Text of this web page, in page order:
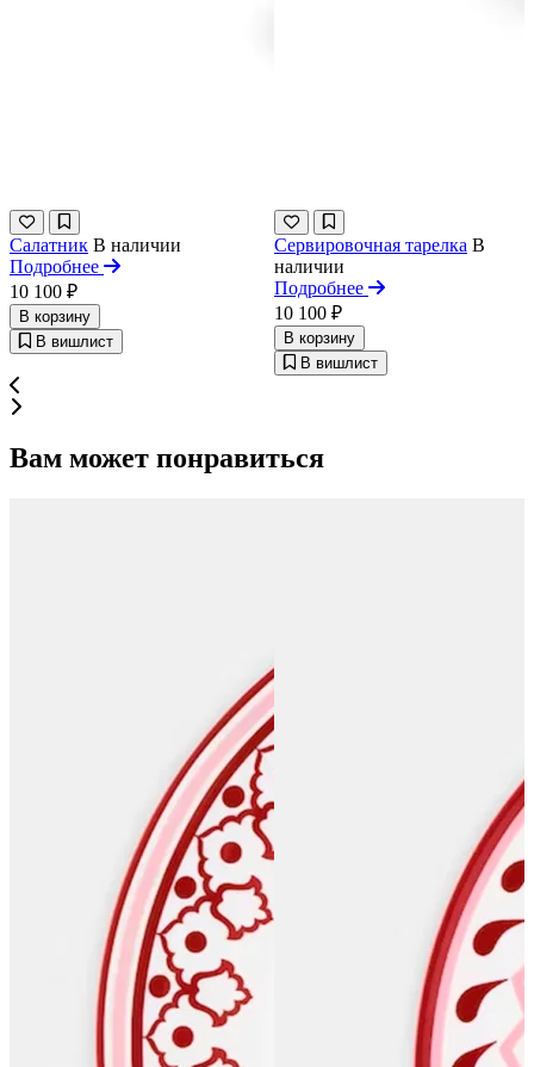
Салатник В наличии
Подробнее
10 100 ₽
В корзину
В вишлист
Сервировочная тарелка В
наличии
Подробнее
10 100 ₽
В корзину
В вишлист
Вам может понравиться